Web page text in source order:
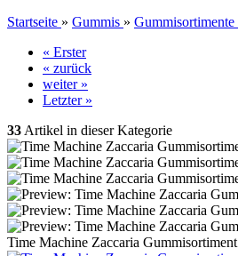
Startseite » Gummis » Gummisortimente
« Erster
« zurück
weiter »
Letzter »
33 Artikel in dieser Kategorie
Time Machine Zaccaria Gummisortiment